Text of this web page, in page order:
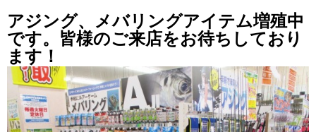
アジング、メバリングアイテム増殖中
です。皆様のご来店をお待ちしており
ます！